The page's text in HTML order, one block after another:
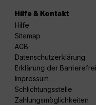
Hilfe & Kontakt
Hilfe
Sitemap
AGB
Datenschutzerklärung
Erklärung der
Impressum
Schlichtungsstelle
Zahlungsmöglichkeiten